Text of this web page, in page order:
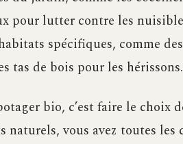
pour lutter contre les
spécifiques, comme
tas de bois pour les hérissons.
bio, c’est faire le choix
naturels, vous avez toutes